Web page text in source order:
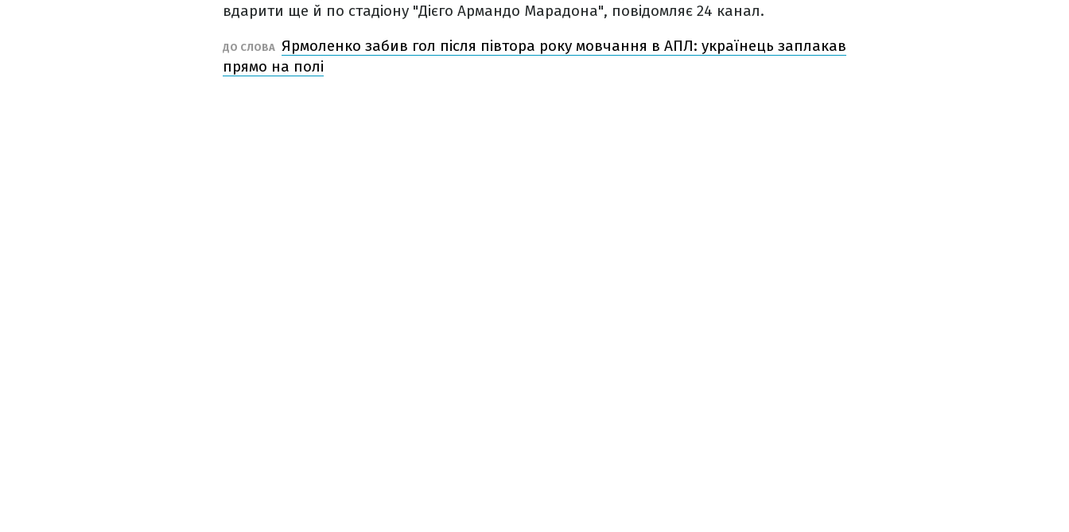
вдарити ще й по стадіону "Дієго Армандо Марадона", повідомляє 24 канал.
ДО СЛОВА Ярмоленко забив гол після півтора року мовчання в АПЛ: українець заплакав
прямо на полі